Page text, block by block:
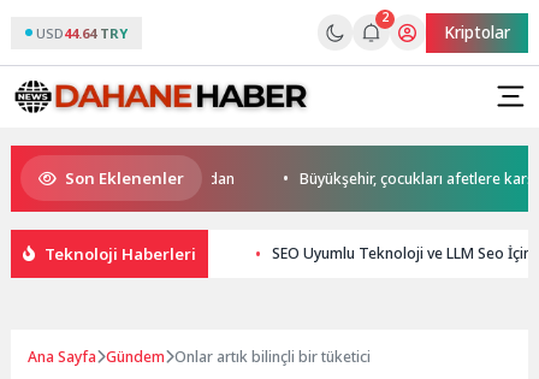
USD44.64 TRY
2
Kriptolar
Son Eklenenler
start Başkan Büyükakın’dan Büyükşehir, çocukları afetlere karşı
Teknoloji Haberleri SEO Uyumlu Teknoloji ve LLM Seo İçin
Ana Sayfa Gündem Onlar artık bilinçli bir tüketici